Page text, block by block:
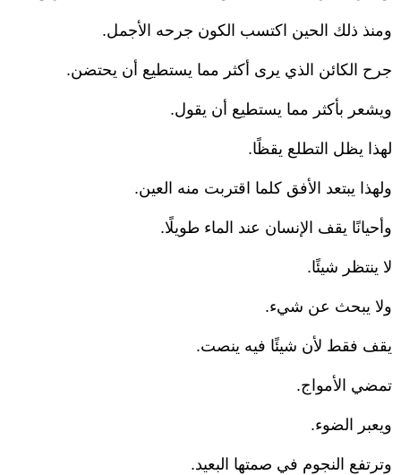
ومنذ ذلك الحين اكتسب الكون جرحه الأجمل.
جرح الكائن الذي يرى أكثر مما يستطيع أن يحتضن.
ويشعر بأكثر مما يستطيع أن يقول.
لهذا يظل التطلع يقظًا.
ولهذا يبتعد الأفق كلما اقتربت منه العين.
وأحيانًا يقف الإنسان عند الماء طويلًا.
لا ينتظر شيئًا.
ولا يبحث عن شيء.
يقف فقط لأن شيئًا فيه ينصت.
تمضي الأمواج.
ويعبر الضوء.
وترتفع النجوم في صمتها البعيد.